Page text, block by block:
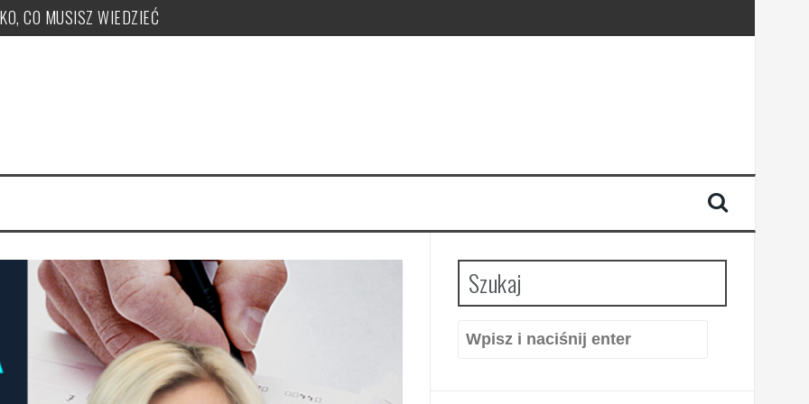
CO MUSISZ WIEDZIEĆ
musisz wiedzieć! PUŁAPKI!
jak je nadawać?
ryczałt w tym roku?
Szukaj
Szukaj: